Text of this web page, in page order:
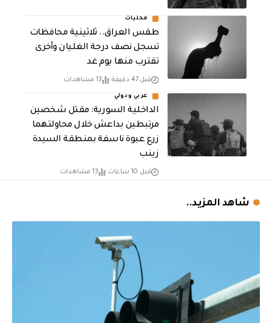
محليات
طقس العراق.. ثلاثينية محافظات
تسجل نصف درجة الغليان وأخرى
تقترب منها يوم غد
قبل 47 دقيقة 13 مشاهدات
عربي ودولي
الداخلية السورية: مقتل شخصين
مرتبطين بداعش خلال محاولتهما
زرع عبوة ناسفة بمنطقة السيدة
زينب
قبل 10 ساعات 13 مشاهدات
شاهد المزيد..